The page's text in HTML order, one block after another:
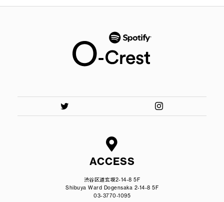
ACCESS
渋谷区道玄坂2-14-8 5F
Shibuya Ward Dogensaka 2-14-8 5F
03-3770-1095